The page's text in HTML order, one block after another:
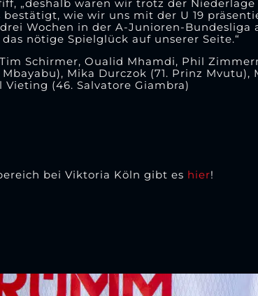
„deshalb waren wir trotz der
wie wir uns mit der U 19
Wochen in der A-Junioren-Bundesliga
nötige Spielglück auf unserer Seite.“
Schirmer, Oualid Mhamdi, Phil
Mika Durczok (71. Prinz Mvutu),
Vieting (46. Salvatore Giambra)
bei Viktoria Köln gibt es hier!